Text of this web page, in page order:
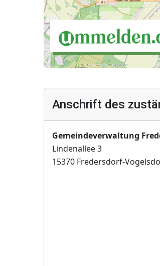
Anschrift des
Gemeindeverwaltung
Lindenallee 3
15370 Fredersdorf-